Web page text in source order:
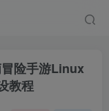
冒险手游Linux
教程